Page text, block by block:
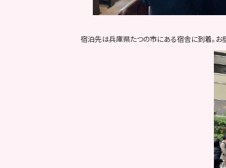
宿泊先は兵庫県たつの市にある宿舎に到着。お